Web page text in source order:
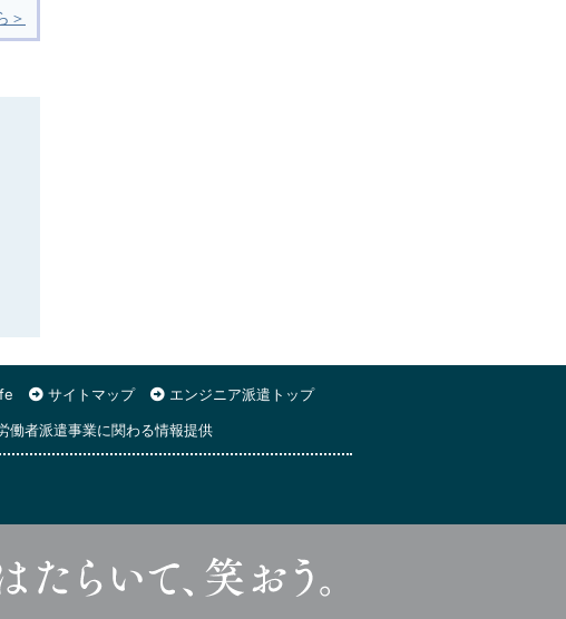
サイトマップ
エンジニア派遣トップ
働者派遣事業に関わる情報提供